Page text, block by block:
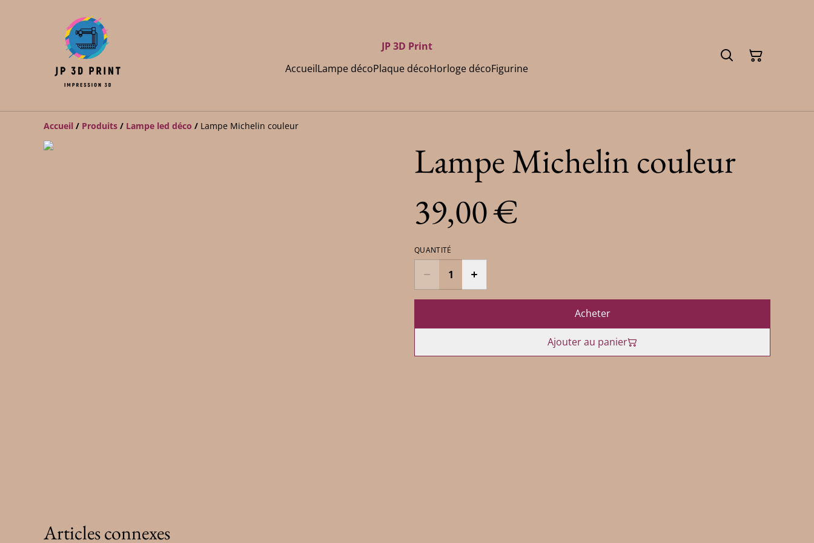
JP 3D Print
AccueilLampe décoPlaque décoHorloge décoFigurine
Accueil / Produits / Lampe led déco / Lampe Michelin couleur
Lampe Michelin couleur
39,00 €
QUANTITÉ
Acheter
Ajouter au panier
Articles connexes